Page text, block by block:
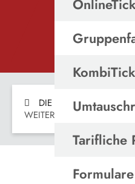
DIE VESTISCHE
WEITERE ABOS
Tarifliche